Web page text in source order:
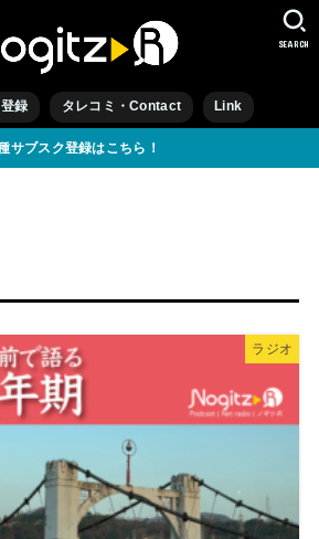
録 タレコミ・Contact Link
SEARCH
サブスク登録はこちら！
ラジオ